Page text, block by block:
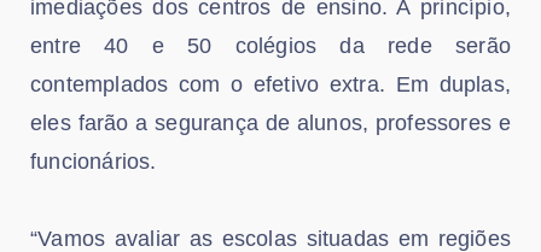
imediações dos centros de ensino. A princípio,
entre 40 e 50 colégios da rede serão
contemplados com o efetivo extra. Em duplas,
eles farão a segurança de alunos, professores e
funcionários.
“Vamos avaliar as escolas situadas em regiões